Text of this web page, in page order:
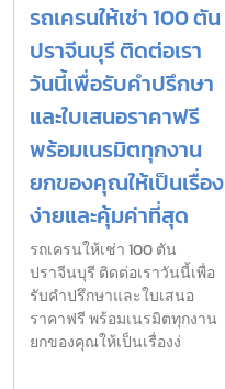
รถเครนให้เช่า 100 ตัน
ปราจีนบุรี ติดต่อเรา
วันนี้เพื่อรับคำปรึกษา
และใบเสนอราคาฟรี
พร้อมเนรมิตทุกงาน
ยกของคุณให้เป็นเรื่อง
ง่ายและคุ้มค่าที่สุด
รถเครนให้เช่า 100 ตัน
ปราจีนบุรี ติดต่อเราวันนี้เพื่อ
รับคำปรึกษาและใบเสนอ
ราคาฟรี พร้อมเนรมิตทุกงาน
ยกของคุณให้เป็นเรื่องง่